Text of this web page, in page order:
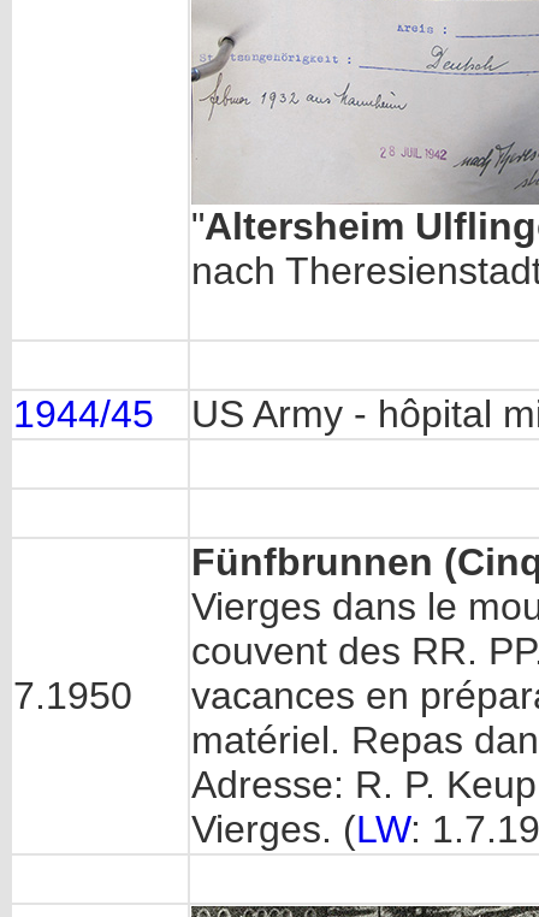
"Altersheim
nach
1944/45 US Army - hôpital
7.1950
Fünfbrunnen
Vierges dans le
couvent des RR.
vacances en
matériel. Repas
Adresse: R. P.
Vierges. (LW: